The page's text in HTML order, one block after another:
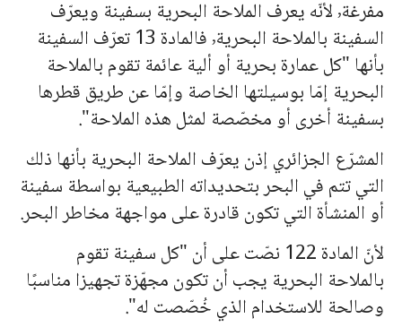
مفرغة٬ لأنّه يعرف الملاحة البحرية بسفينة ويعرّف
السفينة بالملاحة البحرية٬ فالمادة 13 تعرّف السفينة
بأنها "كل عمارة بحرية أو ألية عائمة تقوم بالملاحة
البحرية إمّا بوسيلتها الخاصة وإمّا عن طريق قطرها
بسفينة أخرى أو مخصّصة لمثل هذه الملاحة".
المشرّع الجزائري إذن يعرّف الملاحة البحرية بأنها ذلك
التي تتم في البحر بتحديداته الطبيعية بواسطة سفينة
أو المنشأة التي تكون قادرة على مواجهة مخاطر البحر.
لأنّ المادة 122 نصّت على أن "كل سفينة تقوم
بالملاحة البحرية يجب أن تكون مجهّزة تجهيزا مناسبًا
وصالحة للاستخدام الذي خُصّصت له".